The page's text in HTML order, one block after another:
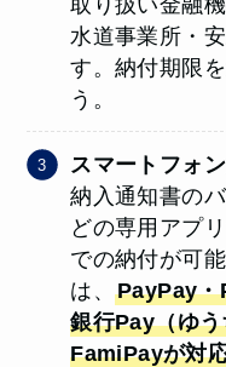
水道事業所・
す。納付期限
う。
スマートフォ
納入通知書の
どの専用アプ
での納付が可
は、PayPay・
銀行Pay（ゆ
FamiPayが対